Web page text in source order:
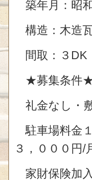
築年月：昭
構造：木造
間取：３DK
★募集条件
礼金なし・
駐車場料金
３，０００円/
家財保険加